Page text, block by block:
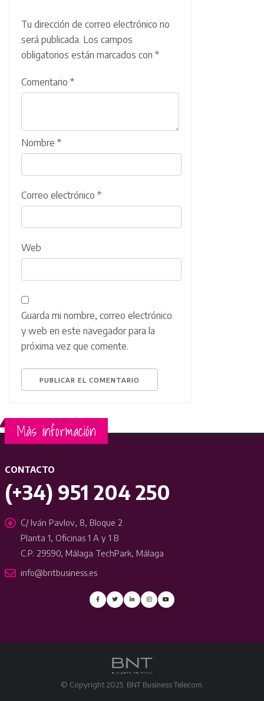
Tu dirección de correo electrónico no
será publicada. Los campos
obligatorios están marcados con *
Comentario *
Nombre *
Correo electrónico *
Web
Guarda mi nombre, correo electrónico
y web en este navegador para la
próxima vez que comente.
Más información
CONTACTO
(+34) 951 204 250
C/ Iván Pavlov, 8, Bloque 2
Planta 1, Oficinas 1 A y 1 B
C.P. 29590, Málaga TechPark, Málaga
info@bntbusiness.es
© Copyright 2025. BNT Business Telecom.